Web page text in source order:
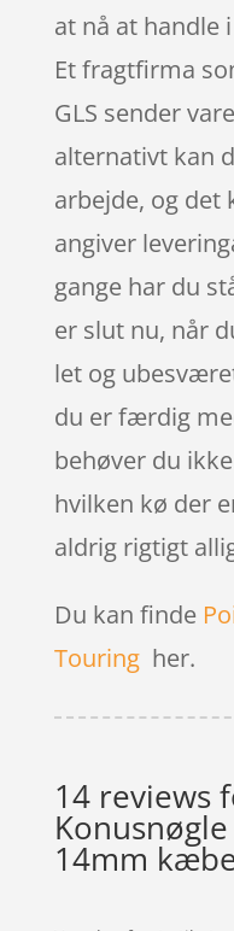
at nå at handle
Et fragtfirma
GLS sender
alternativt kan
arbejde, og det
angiver
gange har du
er slut nu, når
let og
du er færdig
behøver du
hvilken kø der
aldrig rigtigt
Du kan finde
Touringher.
14 reviews
Konusnøgle
14mm